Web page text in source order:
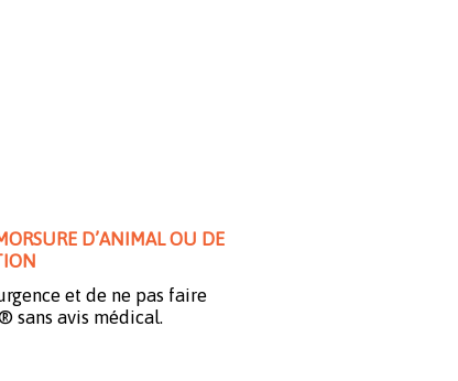
D’ANIMAL OU DE
et de ne pas faire
sans avis médical.